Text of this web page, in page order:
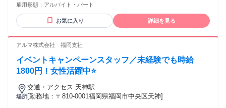
者大歓迎！ ··························································· 専門知識
や経験・スキルは一切不要！ 人と話すことが好きな方や コミ
ュニケーションをとることが好きな方、 普段から小さいこと
バイト・パートを始めたい」 「自宅近くで働きたい」など、
ずはご応募ください！
雇用形態： アルバイト・パート
お気に入り 詳細を見る
アルマ株式会社 福岡支社
イベントキャンペーンスタッフ／未経験でも時給
1800円！女性活躍中⭐
場所
交通・アクセス 天神駅
[勤務地：〒810-0001福岡県福岡市中央区天神]